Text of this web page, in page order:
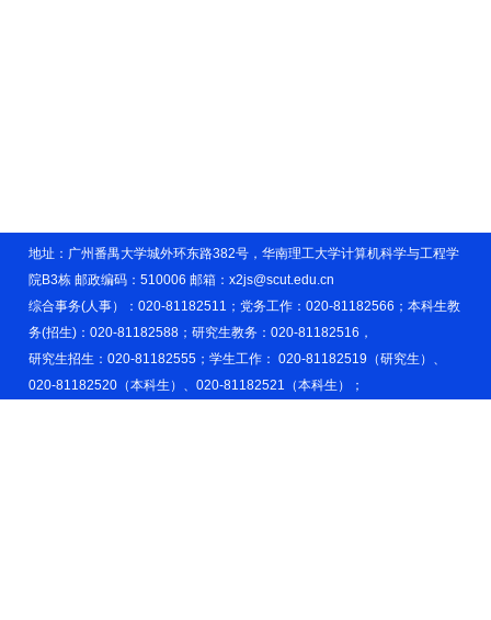
地址：广州番禺大学城外环东路382号，华南理工大学计算机科学与工程学
院B3栋 邮政编码：510006 邮箱：x2js@scut.edu.cn
综合事务(人事）：020-81182511；党务工作：020-81182566；本科生教
务(招生)：020-81182588；研究生教务：020-81182516，
研究生招生：020-81182555；学生工作： 020-81182519（研究生）、
020-81182520（本科生）、020-81182521（本科生）；